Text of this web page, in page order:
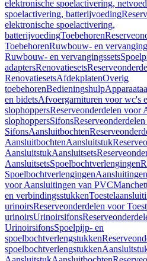
elektronische spoelactivering,
spoelactivering, batterijvoeding
elektronische spoelactivering,
batterijvoedingToebehoren
ToebehorenRuwbouw- en
Ruwbouw- en vervangingssets
adaptersRenovatiesets
RenovatiesetsAfdekplatenOverig
toebehorenBedieningshulp
en bidetsAfvoergarnituren voor wc's
slophoppersReserveonderdelen voor
slophoppersSifons
SifonsAansluitbochten
AansluitbochtenAansluitstuk
AansluitstukAansluitsets
AansluitsetsSpoelbochtverlengingen
Spoelbochtverlengingen
voor Aansluitingen van PVC
en verbindingsstukken
urinoirsReserveonderdelen voor
urinoirsUrinoirsifons
UrinoirsifonsSpoelpijp- en
spoelbochtverlengstukken
spoelbochtverlengstukken